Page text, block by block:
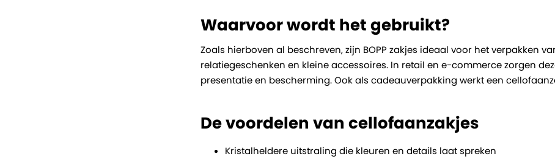
Waarvoor wordt het gebruikt?
Zoals hierboven al beschreven, zijn BOPP zakjes ideaal voor het verpakken
relatiegeschenken en kleine accessoires. In retail en e-commerce zorgen
presentatie en bescherming. Ook als cadeauverpakking werkt een
De voordelen van cellofaanzakjes
Kristalheldere uitstraling die kleuren en details laat spreken